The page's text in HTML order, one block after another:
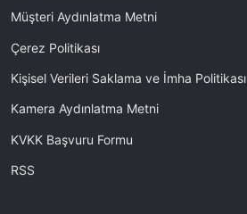
Müşteri Aydınlatma Metni
Çerez Politikası
Kişisel Verileri Saklama ve İmha Politikası
Kamera Aydınlatma Metni
KVKK Başvuru Formu
RSS